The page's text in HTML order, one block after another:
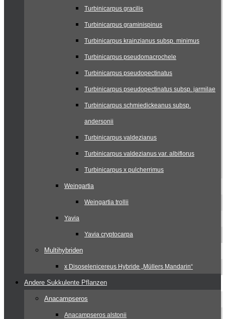
Turbinicarpus gracilis
Turbinicarpus graminispinus
Turbinicarpus krainzianus subsp. minimus
Turbinicarpus pseudomacrochele
Turbinicarpus pseudopectinatus
Turbinicarpus pseudopectinatus subsp. jarmilae
Turbinicarpus schmiedickeanus subsp.
andersonii
Turbinicarpus valdezianus
Turbinicarpus valdezianus var. albiflorus
Turbinicarpus x pulcherrimus
Weingartia
Weingartia trollii
Yavia
Yavia cryptocarpa
Multihybriden
x Disoselenicereus Hybride „Müllers Mandarin“
Andere Sukkulente Pflanzen
Anacampseros
Anacampseros alstonii